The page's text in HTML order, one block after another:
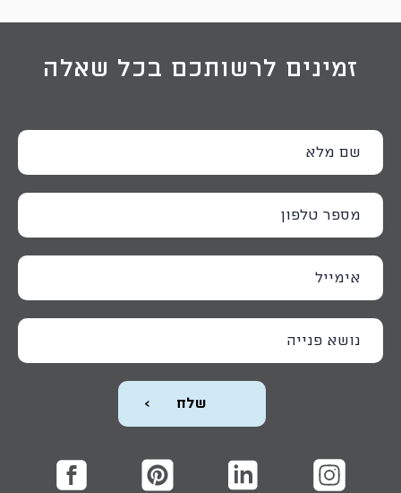
זמינים לרשותכם בכל שאלה